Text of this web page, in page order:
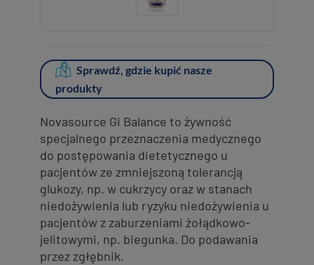
Novasource Gi Balance to żywność
specjalnego przeznaczenia medycznego
do postępowania dietetycznego u
pacjentów ze zmniejszoną tolerancją
glukozy, np. w cukrzycy oraz w stanach
niedożywienia lub ryzyku niedożywienia u
pacjentów z zaburzeniami żołądkowo-
jelitowymi, np. biegunka. Do podawania
przez zgłębnik.
Sprawdź, gdzie kupić nasze
produkty